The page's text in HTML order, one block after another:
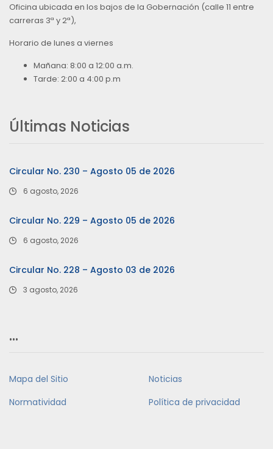
Oficina ubicada en los bajos de la Gobernación (calle 11 entre
carreras 3ª y 2ª),
Horario de lunes a viernes
Mañana: 8:00 a 12:00 a.m.
Tarde: 2:00 a 4:00 p.m
Últimas Noticias
Circular No. 230 – Agosto 05 de 2026
6 agosto, 2026
Circular No. 229 – Agosto 05 de 2026
6 agosto, 2026
Circular No. 228 – Agosto 03 de 2026
3 agosto, 2026
…
Mapa del Sitio
Noticias
Normatividad
Política de privacidad